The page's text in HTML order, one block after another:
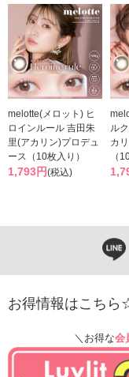
melotte(メロット) ヒ
ロインルール 吉田朱
里(アカリン)プロデュ
ース（10枚入り）
1,793円(税込)
ル
カ
（
お得情報はこちら
＼お得な会